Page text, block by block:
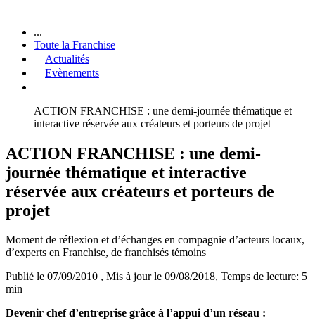
...
Toute la Franchise
Actualités
Evènements
ACTION FRANCHISE : une demi-journée thématique et
interactive réservée aux créateurs et porteurs de projet
ACTION FRANCHISE : une demi-
journée thématique et interactive
réservée aux créateurs et porteurs de
projet
Moment de réflexion et d’échanges en compagnie d’acteurs locaux,
d’experts en Franchise, de franchisés témoins
Publié le 07/09/2010 , Mis à jour le 09/08/2018, Temps de lecture: 5
min
Devenir chef d’entreprise grâce à l’appui d’un réseau :